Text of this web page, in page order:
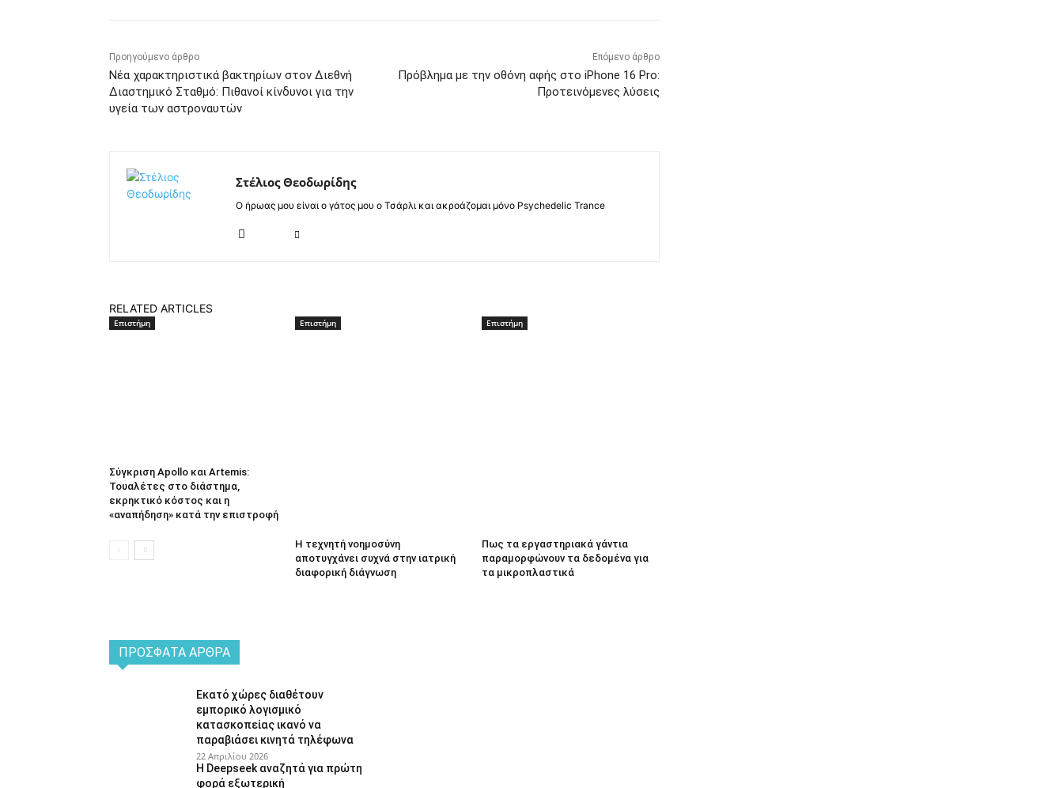
Προηγούμενο άρθρο
Νέα χαρακτηριστικά βακτηρίων στον Διεθνή
Διαστημικό Σταθμό: Πιθανοί κίνδυνοι για την
υγεία των αστροναυτών
Επόμενο άρθρο
Πρόβλημα με την οθόνη αφής στο iPhone 16 Pro:
Προτεινόμενες λύσεις
Στέλιος Θεοδωρίδης
Ο ήρωας μου είναι ο γάτος μου ο Τσάρλι και ακροάζομαι μόνο Psychedelic Trance
RELATED ARTICLES
Επιστήμη
Σύγκριση Apollo και Artemis:
Τουαλέτες στο διάστημα,
εκρηκτικό κόστος και η
«αναπήδηση» κατά την επιστροφή
Επιστήμη
Η τεχνητή νοημοσύνη
αποτυγχάνει συχνά στην ιατρική
διαφορική διάγνωση
Επιστήμη
Πως τα εργαστηριακά γάντια
παραμορφώνουν τα δεδομένα για
τα μικροπλαστικά
ΠΡΌΣΦΑΤΑ ΆΡΘΡΑ
Εκατό χώρες διαθέτουν
εμπορικό λογισμικό
κατασκοπείας ικανό να
παραβιάσει κινητά τηλέφωνα
22 Απριλίου 2026
Η Deepseek αναζητά για πρώτη
φορά εξωτερική